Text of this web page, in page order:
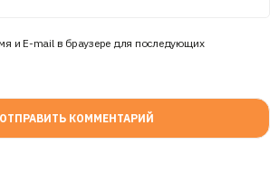
и E-mail в браузере для последующих